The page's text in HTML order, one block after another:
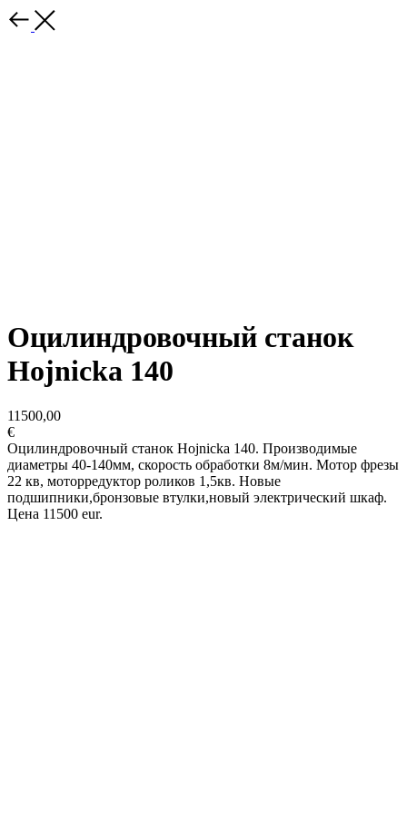
Оцилиндровочный станок
Hojnicka 140
11500,00
€
Оцилиндровочный станок Hojnicka 140. Производимые
диаметры 40-140мм, скорость обработки 8м/мин. Мотор фрезы
22 кв, моторредуктор роликов 1,5кв. Новые
подшипники,бронзовые втулки,новый электрический шкаф.
Цена 11500 eur.